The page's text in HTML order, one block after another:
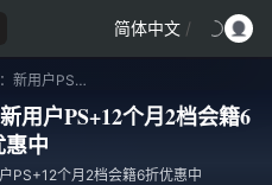
简体中文 /
PS开启“玩乐新年”活动：新用户PS+12个月2档会籍6折优惠中
用户PS+12个月2档会籍6
中
PS+12个月2档会籍6折优惠中